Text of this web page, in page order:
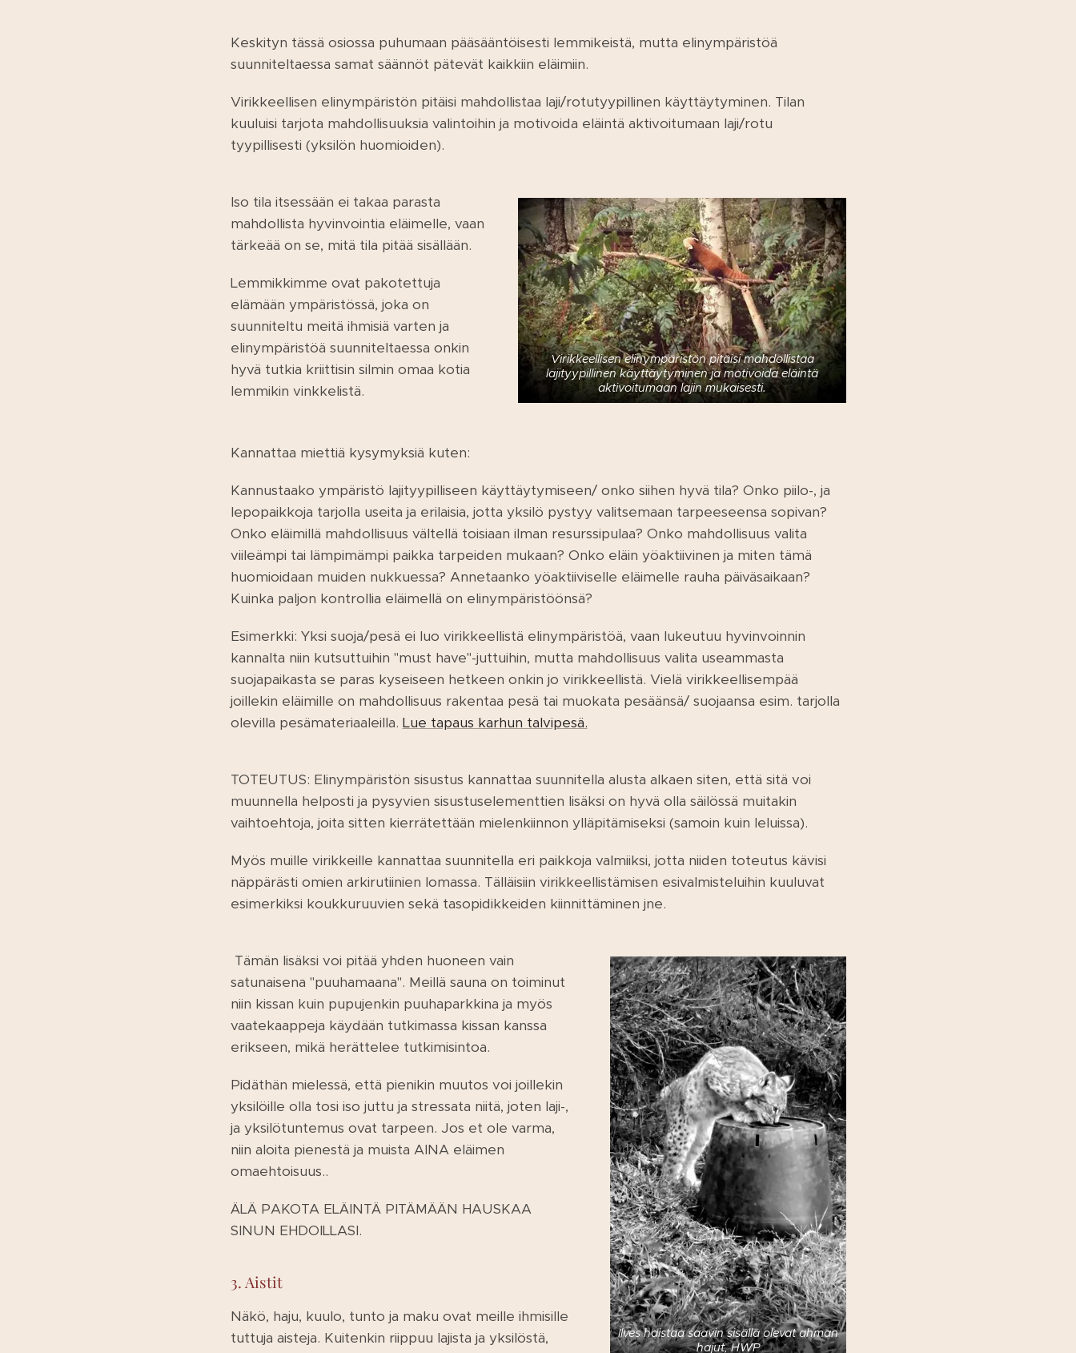
Keskityn tässä osiossa puhumaan pääsääntöisesti lemmikeistä, mutta elinympäristöä
suunniteltaessa samat säännöt pätevät kaikkiin eläimiin.
Virikkeellisen elinympäristön pitäisi mahdollistaa laji/rotutyypillinen käyttäytyminen. Tilan
kuuluisi tarjota mahdollisuuksia valintoihin ja motivoida eläintä aktivoitumaan laji/rotu
tyypillisesti (yksilön huomioiden).
Virikkeellisen elinympäristön pitäisi mahdollistaa
lajityypillinen käyttäytyminen ja motivoida eläintä
aktivoitumaan lajin mukaisesti.
Iso tila itsessään ei takaa parasta
mahdollista hyvinvointia eläimelle, vaan
tärkeää on se, mitä tila pitää sisällään.
Lemmikkimme ovat pakotettuja
elämään ympäristössä, joka on
suunniteltu meitä ihmisiä varten ja
elinympäristöä suunniteltaessa onkin
hyvä tutkia kriittisin silmin omaa kotia
lemmikin vinkkelistä.
Kannattaa miettiä kysymyksiä kuten:
Kannustaako ympäristö lajityypilliseen käyttäytymiseen/ onko siihen hyvä tila? Onko piilo-, ja
lepopaikkoja tarjolla useita ja erilaisia, jotta yksilö pystyy valitsemaan tarpeeseensa sopivan?
Onko eläimillä mahdollisuus vältellä toisiaan ilman resurssipulaa? Onko mahdollisuus valita
viileämpi tai lämpimämpi paikka tarpeiden mukaan? Onko eläin yöaktiivinen ja miten tämä
huomioidaan muiden nukkuessa? Annetaanko yöaktiiviselle eläimelle rauha päiväsaikaan?
Kuinka paljon kontrollia eläimellä on elinympäristöönsä?
Esimerkki: Yksi suoja/pesä ei luo virikkeellistä elinympäristöä, vaan lukeutuu hyvinvoinnin
kannalta niin kutsuttuihin "must have"-juttuihin, mutta mahdollisuus valita useammasta
suojapaikasta se paras kyseiseen hetkeen onkin jo virikkeellistä. Vielä virikkeellisempää
joillekin eläimille on mahdollisuus rakentaa pesä tai muokata pesäänsä/ suojaansa esim. tarjolla
olevilla pesämateriaaleilla. Lue tapaus karhun talvipesä.
TOTEUTUS: Elinympäristön sisustus kannattaa suunnitella alusta alkaen siten, että sitä voi
muunnella helposti ja pysyvien sisustuselementtien lisäksi on hyvä olla säilössä muitakin
vaihtoehtoja, joita sitten kierrätettään mielenkiinnon ylläpitämiseksi (samoin kuin leluissa).
Myös muille virikkeille kannattaa suunnitella eri paikkoja valmiiksi, jotta niiden toteutus kävisi
näppärästi omien arkirutiinien lomassa. Tälläisiin virikkeellistämisen esivalmisteluihin kuuluvat
esimerkiksi koukkuruuvien sekä tasopidikkeiden kiinnittäminen jne.
Ilves haistaa saavin sisällä olevat ahman
hajut, HWP
Tämän lisäksi voi pitää yhden huoneen vain
satunaisena "puuhamaana". Meillä sauna on toiminut
niin kissan kuin pupujenkin puuhaparkkina ja myös
vaatekaappeja käydään tutkimassa kissan kanssa
erikseen, mikä herättelee tutkimisintoa.
Pidäthän mielessä, että pienikin muutos voi joillekin
yksilöille olla tosi iso juttu ja stressata niitä, joten laji-,
ja yksilötuntemus ovat tarpeen. Jos et ole varma,
niin aloita pienestä ja muista AINA eläimen
omaehtoisuus..
ÄLÄ PAKOTA ELÄINTÄ PITÄMÄÄN HAUSKAA
SINUN EHDOILLASI.
3. Aistit
Näkö, haju, kuulo, tunto ja maku ovat meille ihmisille
tuttuja aisteja. Kuitenkin riippuu lajista ja yksilöstä,